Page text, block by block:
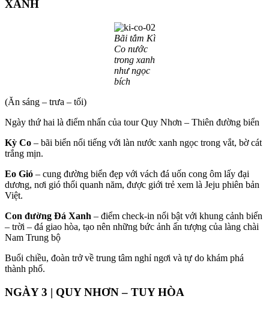
XANH
Bãi tắm Kì
Co nước
trong xanh
như ngọc
bích
(Ăn sáng – trưa – tối)
Ngày thứ hai là điểm nhấn của tour Quy Nhơn – Thiên đường biển
Kỳ Co – bãi biển nổi tiếng với làn nước xanh ngọc trong vắt, bờ cát
trắng mịn.
Eo Gió – cung đường biển đẹp với vách đá uốn cong ôm lấy đại
dương, nơi gió thổi quanh năm, được giới trẻ xem là Jeju phiên bản
Việt.
Con đường Đá Xanh – điểm check-in nổi bật với khung cảnh biển
– trời – đá giao hòa, tạo nên những bức ảnh ấn tượng của làng chài
Nam Trung bộ
Buổi chiều, đoàn trở về trung tâm nghỉ ngơi và tự do khám phá
thành phố.
NGÀY 3 | QUY NHƠN – TUY HÒA